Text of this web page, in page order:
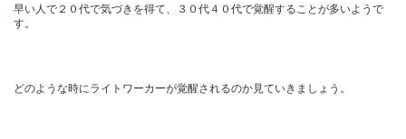
早い人で２０代で気づきを得て、３０代４０代で覚醒することが多いようで
す。
どのような時にライトワーカーが覚醒されるのか見ていきましょう。